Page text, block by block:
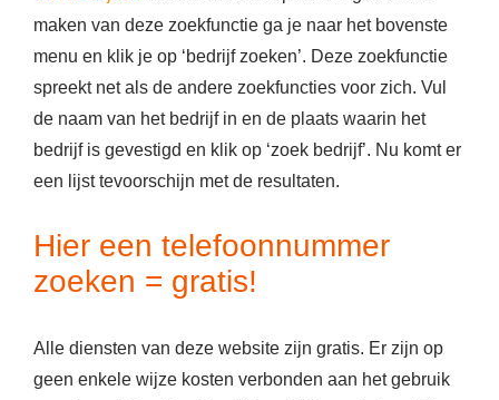
maken van deze zoekfunctie ga je naar het bovenste
menu en klik je op ‘bedrijf zoeken’. Deze zoekfunctie
spreekt net als de andere zoekfuncties voor zich. Vul
de naam van het bedrijf in en de plaats waarin het
bedrijf is gevestigd en klik op ‘zoek bedrijf’. Nu komt er
een lijst tevoorschijn met de resultaten.
Hier een telefoonnummer
zoeken = gratis!
Alle diensten van deze website zijn gratis. Er zijn op
geen enkele wijze kosten verbonden aan het gebruik